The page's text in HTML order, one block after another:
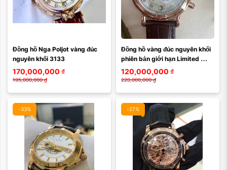
Đồng hồ Nga Poljot vàng đúc
nguyên khối 3133
170,000,000 ₫
195,000,000 ₫
Đồng hồ vàng đúc nguyên khối
phiên bản giới hạn Limited
3133
120,000,000 ₫
220,000,000 ₫
-33% -27%